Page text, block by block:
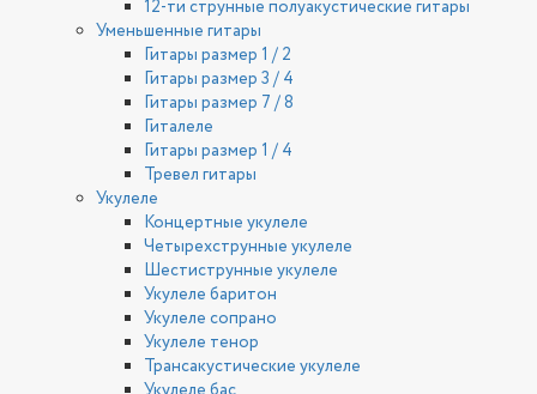
12-ти струнные полуакустические гитары
Уменьшенные гитары
Гитары размер 1 / 2
Гитары размер 3 / 4
Гитары размер 7 / 8
Гиталеле
Гитары размер 1 / 4
Тревел гитары
Укулеле
Концертные укулеле
Четырехструнные укулеле
Шестиструнные укулеле
Укулеле баритон
Укулеле сопрано
Укулеле тенор
Трансакустические укулеле